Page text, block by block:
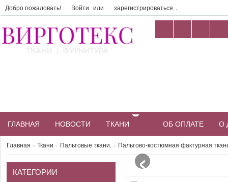
Добро пожаловать! Войти или зарегистрироваться .
ГЛАВНАЯ НОВОСТИ ТКАНИ ОБ ОПЛАТЕ О
Главная » Ткани » Пальтовые ткани. » Пальтово-костюмная фактурная
КАТЕГОРИИ ‹